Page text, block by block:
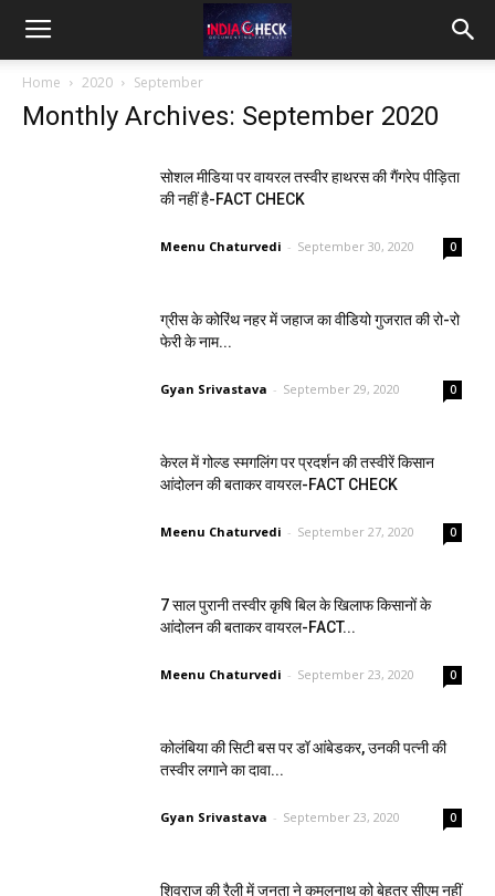
IndiaCheck
Home 2020 September
Monthly Archives: September 2020
सोशल मीडिया पर वायरल तस्वीर हाथरस की गैंगरेप पीड़िता
की नहीं है-FACT CHECK
Meenu Chaturvedi - September 30, 2020 0
ग्रीस के कोरिंथ नहर में जहाज का वीडियो गुजरात की रो-रो
फेरी के नाम...
Gyan Srivastava - September 29, 2020 0
केरल में गोल्ड स्मगलिंग पर प्रदर्शन की तस्वीरें किसान
आंदोलन की बताकर वायरल-FACT CHECK
Meenu Chaturvedi - September 27, 2020 0
7 साल पुरानी तस्वीर कृषि बिल के खिलाफ किसानों के
आंदोलन की बताकर वायरल-FACT...
Meenu Chaturvedi - September 23, 2020 0
कोलंबिया की सिटी बस पर डॉ आंबेडकर, उनकी पत्नी की
तस्वीर लगाने का दावा...
Gyan Srivastava - September 23, 2020 0
शिवराज की रैली में जनता ने कमलनाथ को बेहतर सीएम नहीं